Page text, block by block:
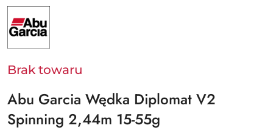
NAZWA
PRODUCENTA:
ABU
GARCIA
EUROPE
Brak towaru
Abu Garcia Wędka Diplomat V2
Spinning 2,44m 15-55g